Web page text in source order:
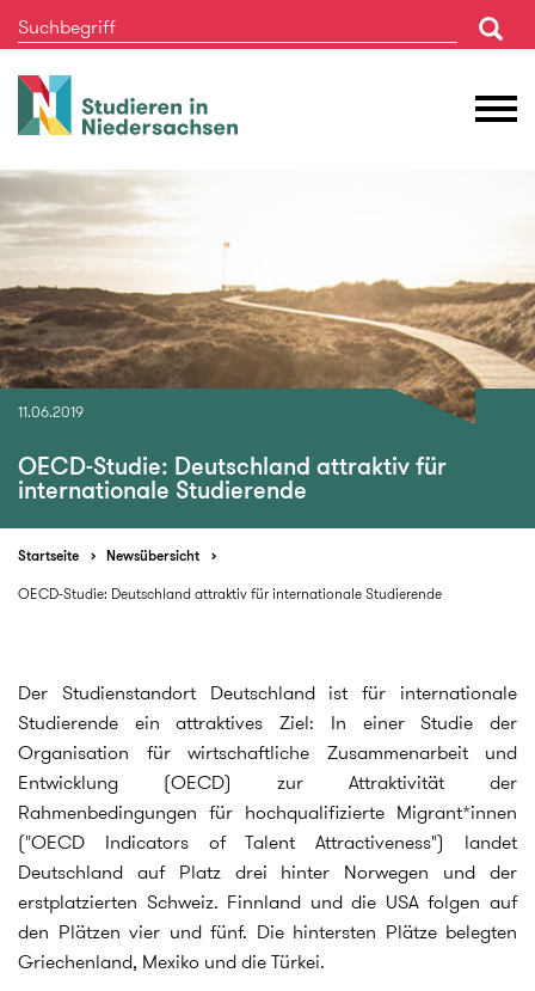
Studieren
in
11.06.2019
OECD-Studie: Deutschland attraktiv für
internationale Studierende
Startseite
Newsübersicht
OECD-Studie: Deutschland attraktiv für internationale Studierende
Der Studienstandort Deutschland ist für internationale
Studierende ein attraktives Ziel: In einer Studie der
Organisation für wirtschaftliche Zusammenarbeit und
Entwicklung (OECD) zur Attraktivität der
Rahmenbedingungen für hochqualifizierte Migrant*innen
("OECD Indicators of Talent Attractiveness") landet
Deutschland auf Platz drei hinter Norwegen und der
erstplatzierten Schweiz. Finnland und die USA folgen auf
den Plätzen vier und fünf. Die hintersten Plätze belegten
Griechenland, Mexiko und die Türkei.